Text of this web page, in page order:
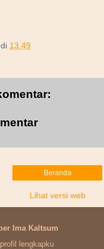
di 13.49
Beranda
Lihat versi web
Ima Kaltsum
profil lengkapku